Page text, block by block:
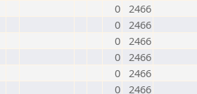
0 2466
0 2466
0 2466
0 2466
0 2466
0 2466